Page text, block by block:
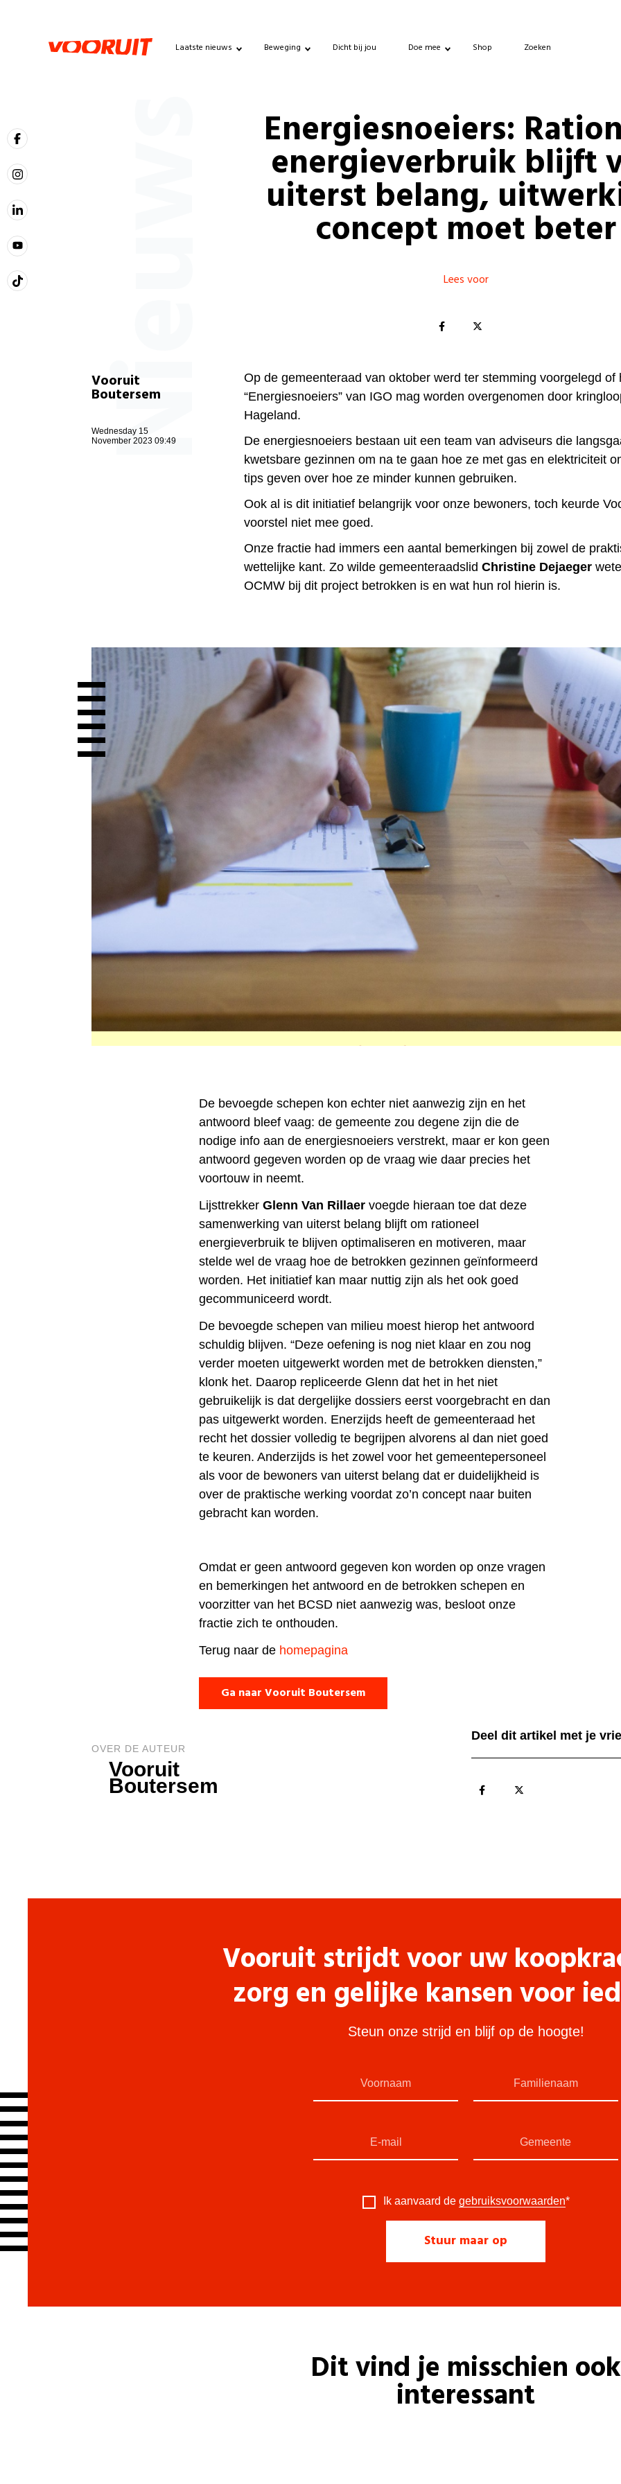
Laatste nieuws Beweging Dicht bij jou Doe mee Shop Zoeken
Nieuws Energiesnoeiers:
energieverbruik blijft
uiterst belang,
concept moet beter
Lees voor
Vooruit
Boutersem
Wednesday 15
November 2023 09:49
Op de gemeenteraad van oktober werd ter stemming voorgelegd of
“Energiesnoeiers” van IGO mag worden overgenomen door
Hageland.
De energiesnoeiers bestaan uit een team van adviseurs die
kwetsbare gezinnen om na te gaan hoe ze met gas en elektriciteit
tips geven over hoe ze minder kunnen gebruiken.
Ook al is dit initiatief belangrijk voor onze bewoners, toch keurde
voorstel niet mee goed.
Onze fractie had immers een aantal bemerkingen bij zowel de
wettelijke kant. Zo wilde gemeenteraadslid Christine Dejaeger
OCMW bij dit project betrokken is en wat hun rol hierin is.
De bevoegde schepen kon echter niet aanwezig zijn en het
antwoord bleef vaag: de gemeente zou degene zijn die de
nodige info aan de energiesnoeiers verstrekt, maar er kon geen
antwoord gegeven worden op de vraag wie daar precies het
voortouw in neemt.
LijsttrekkerGlenn Van Rillaer voegde hieraan toe dat deze
samenwerking van uiterst belang blijft om rationeel
energieverbruik te blijven optimaliseren en motiveren, maar
stelde wel de vraag hoe de betrokken gezinnen geïnformeerd
worden. Het initiatief kan maar nuttig zijn als het ook goed
gecommuniceerd wordt.
De bevoegde schepen van milieu moest hierop het antwoord
schuldig blijven. “Deze oefening is nog niet klaar en zou nog
verder moeten uitgewerkt worden met de betrokken diensten,”
klonk het. Daarop repliceerde Glenn dat het in het niet
gebruikelijk is dat dergelijke dossiers eerst voorgebracht en dan
pas uitgewerkt worden. Enerzijds heeft de gemeenteraad het
recht het dossier volledig te begrijpen alvorens al dan niet goed
te keuren. Anderzijds is het zowel voor het gemeentepersoneel
als voor de bewoners van uiterst belang dat er duidelijkheid is
over de praktische werking voordat zo’n concept naar buiten
gebracht kan worden.
Omdat er geen antwoord gegeven kon worden op onze vragen
en bemerkingen het antwoord en de betrokken schepen en
voorzitter van het BCSD niet aanwezig was, besloot onze
fractie zich te onthouden.
Terug naar de homepagina
Ga naar Vooruit Boutersem
OVER DE AUTEUR
Vooruit
Boutersem
Deel dit artikel met je
Vooruit strijdt voor uw
zorg en gelijke kansen voor
Steun onze strijd en blijf op de hoogte!
Ik aanvaard de gebruiksvoorwaarden*
Dit vind je misschien ook
interessant